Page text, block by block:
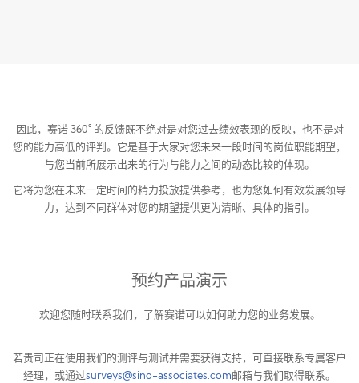
因此，赛诺 360° 的反馈既不绝对是对您过去绩效表现的反映，也不是对
您的能力高低的评判。它是基于大家对您未来一段时间的岗位职能期望，
与您当前所展示出来的行为与能力之间的动态比较的体现。
它将为您在未来一定时间的精力投放提供参考，也为您如何有效发展领导
力，达到不同群体对您的期望提供更为清晰、具体的指引。
预约产品演示
欢迎您随时联系我们，了解赛诺可以如何助力您的业务发展。
若贵司正在使用我们的测评与测试并需要获得支持，可直接联系专属客户
经理，或通过surveys@sino-associates.com邮箱与我们取得联系。